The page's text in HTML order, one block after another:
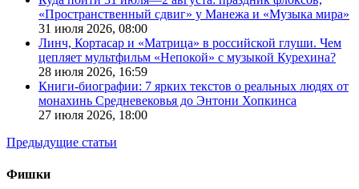
«Пространственный сдвиг» у Манежа и «Музыка мира»
31 июля 2026, 08:00
Линч, Кортасар и «Матрица» в российской глуши. Чем
цепляет мультфильм «Непокой» с музыкой Курехина?
28 июля 2026, 16:59
Книги-биографии: 7 ярких текстов о реальных людях от
монахинь Средневековья до Энтони Хопкинса
27 июля 2026, 18:00
Предыдущие статьи
Фишки